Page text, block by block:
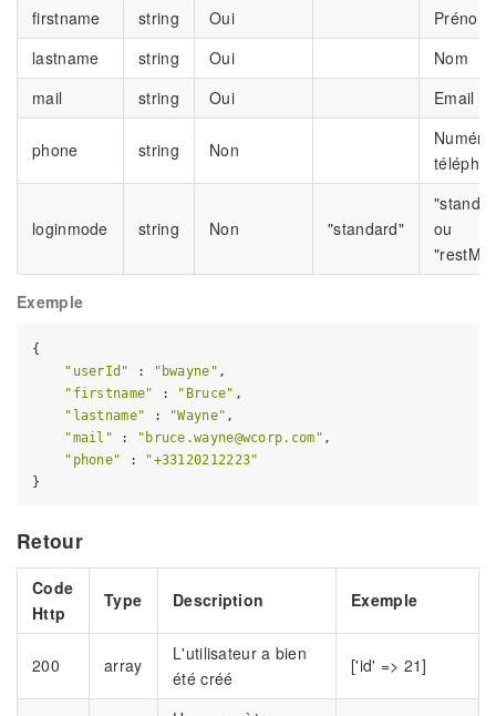
firstname
string Oui
Prénom
lastname
string Oui
Nom
mail
string Oui Email
phone string Non
loginmode string Non "standard"
ou
Exemple
{
"userId"
: "bwayne" ,
"firstname"
: "Bruce" ,
"lastname" : "Wayne" ,
"mail" : "bruce.wayne@wcorp.com" ,
"phone" :
"+33120212223"
Retour
Code
Http
Type Description Exemple
200 array
L'utilisateur a bien
été créé
['id' => 21]